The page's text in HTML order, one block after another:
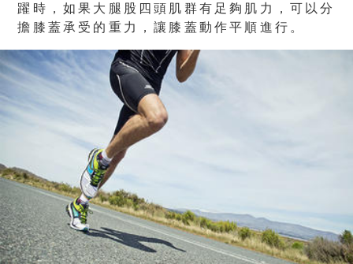
躍時，如果大腿股四頭肌群有足夠肌力，可以分
擔膝蓋承受的重力，讓膝蓋動作平順進行。